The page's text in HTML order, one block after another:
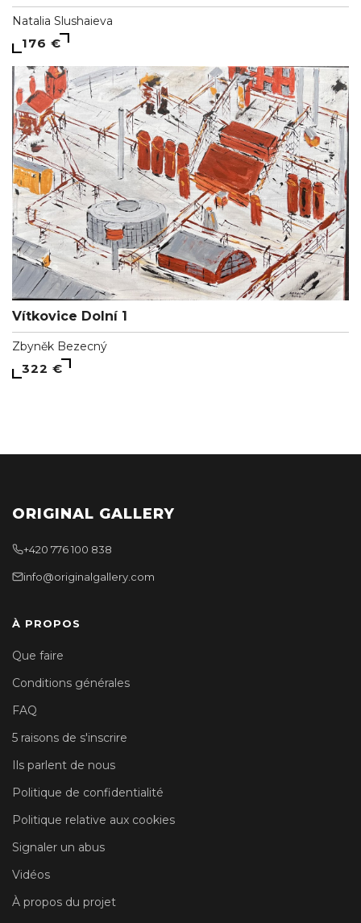
Natalia Slushaieva
176 €
Vítkovice Dolní 1
Zbyněk Bezecný
322 €
ORIGINAL GALLERY
+420 776 100 838
info@originalgallery.com
À PROPOS
Que faire
Conditions générales
FAQ
5 raisons de s'inscrire
Ils parlent de nous
Politique de confidentialité
Politique relative aux cookies
Signaler un abus
Vidéos
À propos du projet